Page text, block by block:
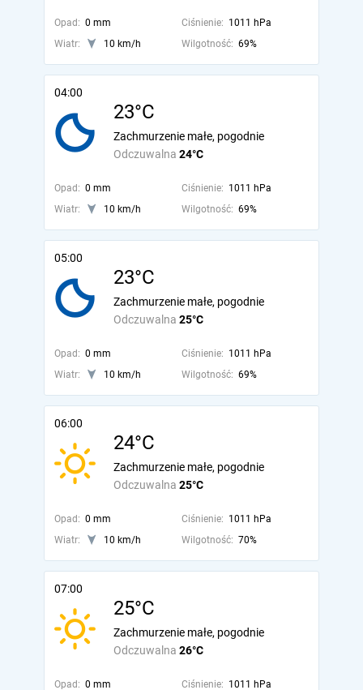
Opad: 0 mm Ciśnienie: 1011 hPa
Wiatr:
10 km/h Wilgotność: 69%
04:00
23°C
Odczuwalna 24°C
Zachmurzenie małe, pogodnie
Opad: 0 mm Ciśnienie: 1011 hPa
Wiatr:
10 km/h Wilgotność: 69%
05:00
23°C
Odczuwalna 25°C
Zachmurzenie małe, pogodnie
Opad: 0 mm Ciśnienie: 1011 hPa
Wiatr:
10 km/h Wilgotność: 69%
06:00
24°C
Odczuwalna 25°C
Zachmurzenie małe, pogodnie
Opad: 0 mm Ciśnienie: 1011 hPa
Wiatr:
10 km/h Wilgotność: 70%
07:00
25°C
Odczuwalna 26°C
Zachmurzenie małe, pogodnie
Opad: 0 mm Ciśnienie: 1011 hPa